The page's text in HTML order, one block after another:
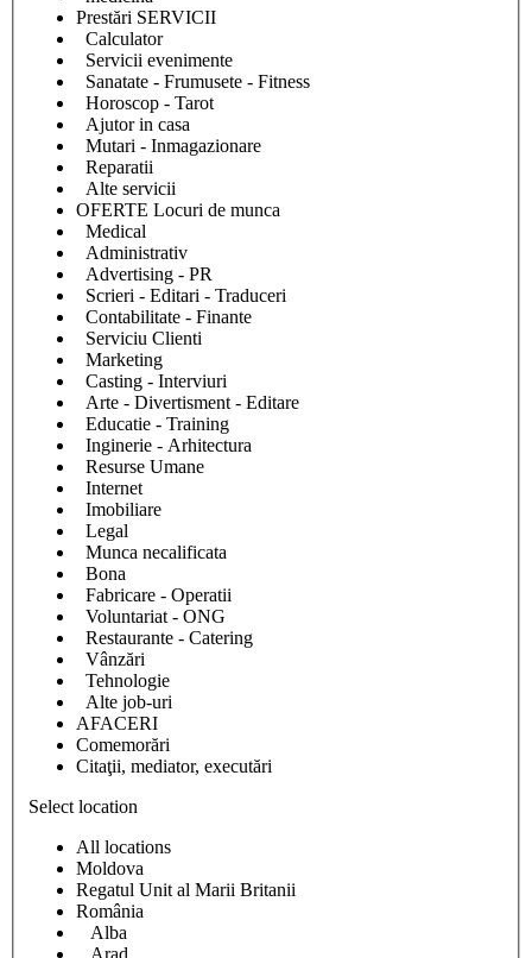
Prestări SERVICII
Calculator
Servicii evenimente
Sanatate - Frumusete - Fitness
Horoscop - Tarot
Ajutor in casa
Mutari - Inmagazionare
Reparatii
Alte servicii
OFERTE Locuri de munca
Medical
Administrativ
Advertising - PR
Scrieri - Editari - Traduceri
Contabilitate - Finante
Serviciu Clienti
Marketing
Casting - Interviuri
Arte - Divertisment - Editare
Educatie - Training
Inginerie - Arhitectura
Resurse Umane
Internet
Imobiliare
Legal
Munca necalificata
Bona
Fabricare - Operatii
Voluntariat - ONG
Restaurante - Catering
Vânzări
Tehnologie
Alte job-uri
AFACERI
Comemorări
Citaţii, mediator, executări
Select location
All locations
Moldova
Regatul Unit al Marii Britanii
România
Alba